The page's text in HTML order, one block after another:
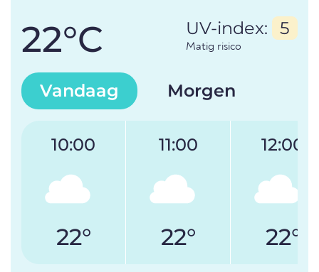
22°C UV-index: 5
Matig risico
Vandaag Morgen
10:00
22°
11:00
22°
12:00
22°